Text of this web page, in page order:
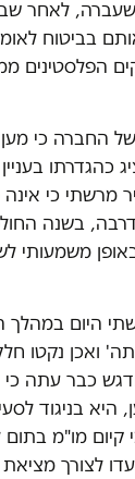
לאחר
בביטוח
הפלסטינים
החברה כי
כהגדרתו
כי אינה
בשנה
משמעותי
היום
ואכן נקטו
כבר עתה
מו"מ בתום
לצורך